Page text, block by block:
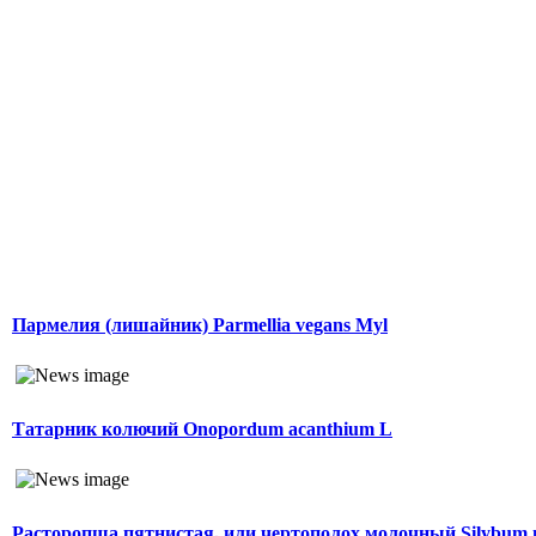
Пармелия (лишайник) Parmellia vegans Myl
Татарник колючий Onopordum acanthium L